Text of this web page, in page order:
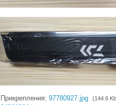
Прикрепления: 97780927.jpg (144.6